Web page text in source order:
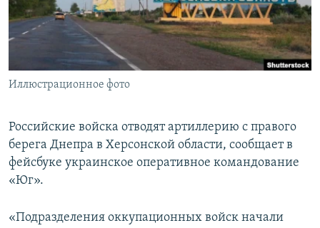
ПОБЕДИТЕЛЕЙ НЕ СУДЯТ?
КРЫМ.НЕПОКОРЕННЫЙ
ELIFBE
УКРАИНСКАЯ ПРОБЛЕМА КРЫМА
ПРИСОЕДИНЯЙТЕСЬ!
Иллюстрационное фото
Российские войска отводят артиллерию с правого
берега Днепра в Херсонской области, сообщает в
фейсбуке украинское оперативное командование
«Юг».
«Подразделения оккупационных войск начали